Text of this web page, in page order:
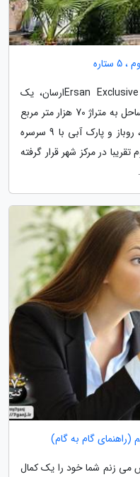
هتل ارسان ریزورت بدروم | Ersan Exclusive Resortارسان، یک
ریزورت 5 ستاره است که در زمینی کنار ساحل به متراژ 70 هزار متر مربع
واقع شده و داخل آن استخر سرپوشیده، روباز و پارک آبی با 9 سرسره
در مرکز شهر قرار گرفته
(راهنمای گام به گام)
می زنم شما خود را یک کمال